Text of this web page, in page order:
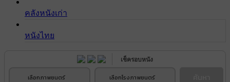
คลังหนังเก่า
หนังไทย
เช็ครอบหนัง
เลือกภาพยนตร์ เลือกโรงภาพยนตร์